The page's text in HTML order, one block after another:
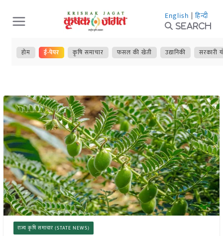
Skip
to
content
English | हिन्दी
Search
होम ई-पेपर कृषि समाचार फसल की खेती उद्यानिकी सरकारी
राज्य कृषि समाचार (STATE NEWS)